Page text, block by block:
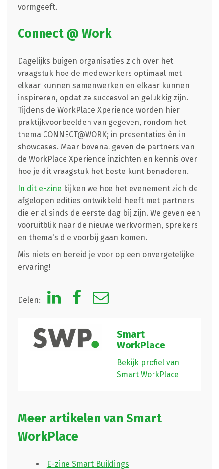
vormgeeft.
Connect @ Work
Dagelijks buigen organisaties zich over het
vraagstuk hoe de medewerkers optimaal met
elkaar kunnen samenwerken en elkaar kunnen
inspireren, opdat ze succesvol en gelukkig zijn.
Tijdens de WorkPlace Xperience worden hier
praktijkvoorbeelden van gegeven, rondom het
thema CONNECT@WORK; in presentaties èn in
showcases. Maar bovenal geven de partners van
de WorkPlace Xperience inzichten en kennis over
hoe je dit vraagstuk het beste kunt benaderen.
In dit e-zine kijken we hoe het evenement zich de
afgelopen edities ontwikkeld heeft met partners
die er al sinds de eerste dag bij zijn. We geven een
vooruitblik naar de nieuwe werkvormen, sprekers
en thema's die voorbij gaan komen.
Mis niets en bereid je voor op een onvergetelijke
ervaring!
Delen:
Smart
WorkPlace
Bekijk profiel van
Smart WorkPlace
Meer artikelen van Smart
WorkPlace
E-zine Smart Buildings